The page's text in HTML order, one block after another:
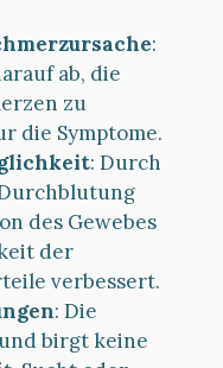
:
ab, die
zu
die Symptome.
: Durch
des Gewebes
der
verbessert.
: Die
birgt keine